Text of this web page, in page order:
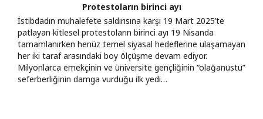
Protestoların birinci ayı
İstibdadın muhalefete saldırısına karşı 19 Mart 2025’te
patlayan kitlesel protestoların birinci ayı 19 Nisanda
tamamlanırken henüz temel siyasal hedeflerine ulaşamayan
her iki taraf arasındaki boy ölçüşme devam ediyor.
Milyonlarca emekçinin ve üniversite gençliğinin “olağanüstü”
seferberliğinin damga vurduğu ilk yedi…